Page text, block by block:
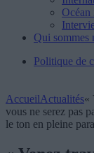
Océan
Qui sommes
Politique de
AccueilActualités«
vous ne serez pas
le ton en pleine